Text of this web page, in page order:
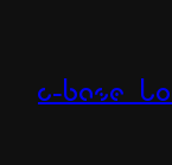
springen
c-base